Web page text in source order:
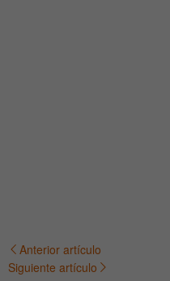
Navegación
Anterior artículo
Siguiente artículo